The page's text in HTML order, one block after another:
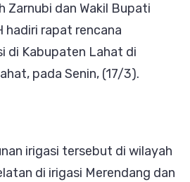
Irigasi
Pertanian
Zarnubi dan Wakil Bupati
hadiri rapat rencana
di Kabupaten Lahat di
pada Senin, (17/3).
irigasi tersebut di wilayah
di irigasi Merendang dan